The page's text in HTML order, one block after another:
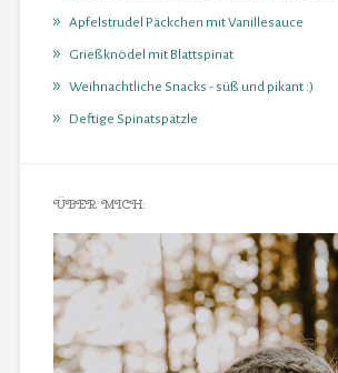
Apfelstrudel Päckchen mit Vanillesauce
Grießknödel mit Blattspinat
Weihnachtliche Snacks - süß und pikant :)
Deftige Spinatspätzle
ÜBER MICH: